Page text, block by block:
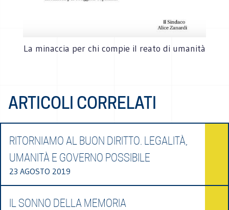
La minaccia per chi compie il reato di umanità
ARTICOLI CORRELATI
RITORNIAMO AL BUON DIRITTO. LEGALITÀ,
UMANITÀ E GOVERNO POSSIBILE
23 AGOSTO 2019
IL SONNO DELLA MEMORIA